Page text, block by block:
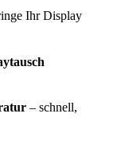
Ihr Display
– schnell,